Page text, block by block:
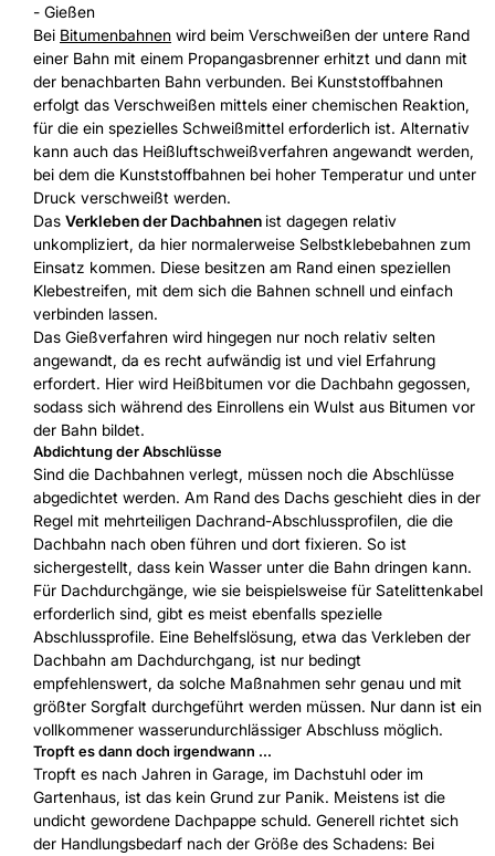
- Gießen
Bei Bitumenbahnen wird beim Verschweißen der untere Rand
einer Bahn mit einem Propangasbrenner erhitzt und dann mit
der benachbarten Bahn verbunden. Bei Kunststoffbahnen
erfolgt das Verschweißen mittels einer chemischen Reaktion,
für die ein spezielles Schweißmittel erforderlich ist. Alternativ
kann auch das Heißluftschweißverfahren angewandt werden,
bei dem die Kunststoffbahnen bei hoher Temperatur und unter
Druck verschweißt werden.
Das Verkleben der Dachbahnen ist dagegen relativ
unkompliziert, da hier normalerweise Selbstklebebahnen zum
Einsatz kommen. Diese besitzen am Rand einen speziellen
Klebestreifen, mit dem sich die Bahnen schnell und einfach
verbinden lassen.
Das Gießverfahren wird hingegen nur noch relativ selten
angewandt, da es recht aufwändig ist und viel Erfahrung
erfordert. Hier wird Heißbitumen vor die Dachbahn gegossen,
sodass sich während des Einrollens ein Wulst aus Bitumen vor
der Bahn bildet.
Abdichtung der Abschlüsse
Sind die Dachbahnen verlegt, müssen noch die Abschlüsse
abgedichtet werden. Am Rand des Dachs geschieht dies in der
Regel mit mehrteiligen Dachrand-Abschlussprofilen, die die
Dachbahn nach oben führen und dort fixieren. So ist
sichergestellt, dass kein Wasser unter die Bahn dringen kann.
Für Dachdurchgänge, wie sie beispielsweise für Satelittenkabel
erforderlich sind, gibt es meist ebenfalls spezielle
Abschlussprofile. Eine Behelfslösung, etwa das Verkleben der
Dachbahn am Dachdurchgang, ist nur bedingt
empfehlenswert, da solche Maßnahmen sehr genau und mit
größter Sorgfalt durchgeführt werden müssen. Nur dann ist ein
vollkommener wasserundurchlässiger Abschluss möglich.
Tropft es dann doch irgendwann ...
Tropft es nach Jahren in Garage, im Dachstuhl oder im
Gartenhaus, ist das kein Grund zur Panik. Meistens ist die
undicht gewordene Dachpappe schuld. Generell richtet sich
der Handlungsbedarf nach der Größe des Schadens: Bei